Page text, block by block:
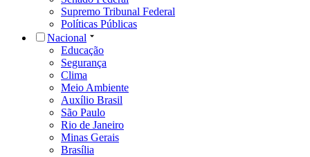
Supremo Tribunal Federal
Políticas Públicas
Nacional
Educação
Segurança
Clima
Meio Ambiente
Auxílio Brasil
São Paulo
Rio de Janeiro
Minas Gerais
Brasília